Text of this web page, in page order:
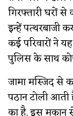
गिरफ्तारी
इन्हें पत्थरबाजी
कई परिवारों ने
पुलिस के साथ
जामा मस्जिद से
पठान टोली